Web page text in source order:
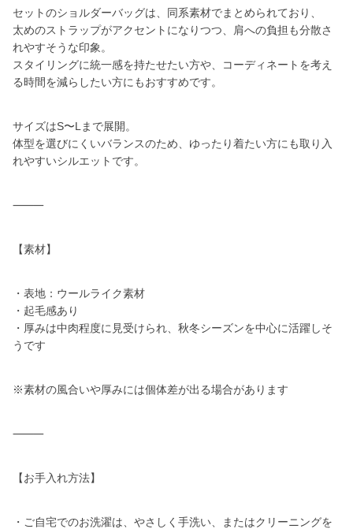
セットのショルダーバッグは、同系素材でまとめられており、
太めのストラップがアクセントになりつつ、肩への負担も分散さ
れやすそうな印象。
スタイリングに統一感を持たせたい方や、コーディネートを考え
る時間を減らしたい方にもおすすめです。
サイズはS〜Lまで展開。
体型を選びにくいバランスのため、ゆったり着たい方にも取り入
れやすいシルエットです。
⸻
【素材】
・表地：ウールライク素材
・起毛感あり
・厚みは中肉程度に見受けられ、秋冬シーズンを中心に活躍しそ
うです
※素材の風合いや厚みには個体差が出る場合があります
⸻
【お手入れ方法】
・ご自宅でのお洗濯は、やさしく手洗い、またはクリーニングを